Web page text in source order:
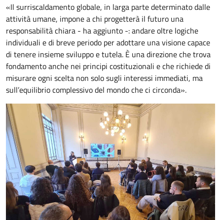
«Il surriscaldamento globale, in larga parte determinato dalle
attività umane, impone a chi progetterà il futuro una
responsabilità chiara - ha aggiunto -: andare oltre logiche
individuali e di breve periodo per adottare una visione capace
di tenere insieme sviluppo e tutela. È una direzione che trova
fondamento anche nei principi costituzionali e che richiede di
misurare ogni scelta non solo sugli interessi immediati, ma
sull’equilibrio complessivo del mondo che ci circonda».